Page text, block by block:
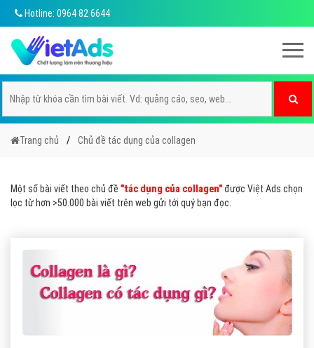
Hotline: 0964 82 6644
Trang chủ Chủ đề tác dụng của collagen
Một số bài viết theo chủ đề "tác dụng của collagen"được Việt Ads chọn
lọc từ hơn >50.000 bài viết trên web gửi tới quý bạn đọc.